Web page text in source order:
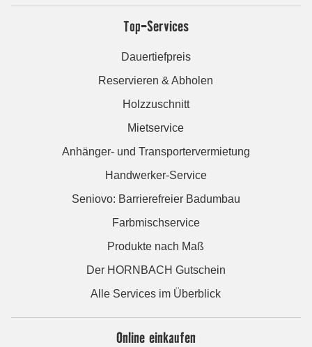
Top-Services
Dauertiefpreis
Reservieren & Abholen
Holzzuschnitt
Mietservice
Anhänger- und Transportervermietung
Handwerker-Service
Seniovo: Barrierefreier Badumbau
Farbmischservice
Produkte nach Maß
Der HORNBACH Gutschein
Alle Services im Überblick
Online einkaufen